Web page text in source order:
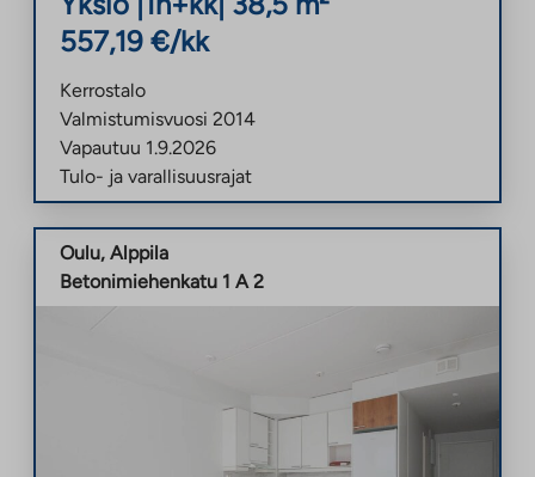
557,19 €/kk
Kerrostalo
Valmistumisvuosi 2014
Vapautuu 1.9.2026
Tulo- ja varallisuusrajat
Oulu, Alppila
Betonimiehenkatu 1 A 2